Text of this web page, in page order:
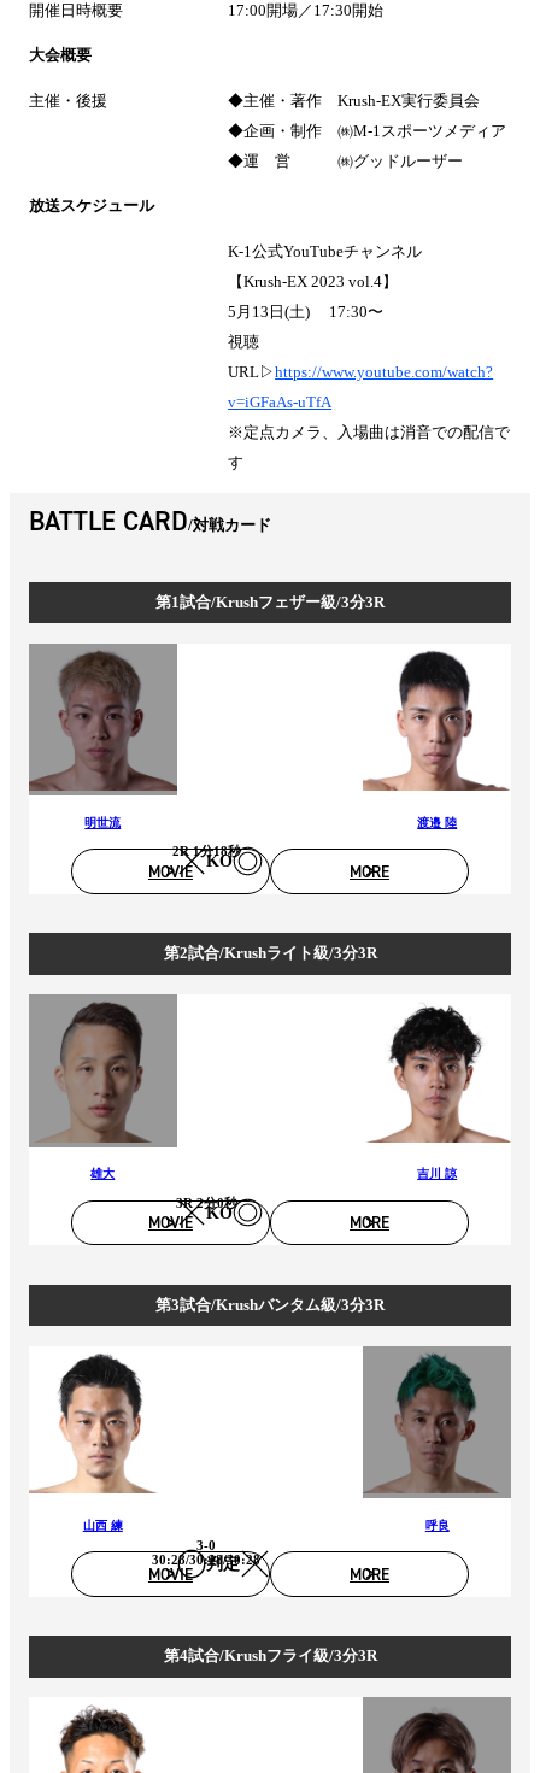
開催日時概要
17:00開場／17:30開始
大会概要
主催・後援
◆主催・著作 Krush-EX実行委員会
◆企画・制作 ㈱M-1スポーツメディア
◆運 営 ㈱グッドルーザー
放送スケジュール
K-1公式YouTubeチャンネル
【Krush-EX 2023 vol.4】
5月13日(土) 17:30〜
視聴
URL▷https://www.youtube.com/watch?
v=iGFaAs-uTfA
※定点カメラ、入場曲は消音での配信で
す
BATTLE CARD 対戦カード
第1試合/Krushフェザー級/3分3R
明世流
KO
2R 1分18秒
渡邉 陸
MOVIE MORE
第2試合/Krushライト級/3分3R
雄大
KO
3R 2分0秒
吉川 諒
MOVIE MORE
第3試合/Krushバンタム級/3分3R
山西 練
判定
3-0
30:28/30:28/30:28
呼良
MOVIE MORE
第4試合/Krushフライ級/3分3R